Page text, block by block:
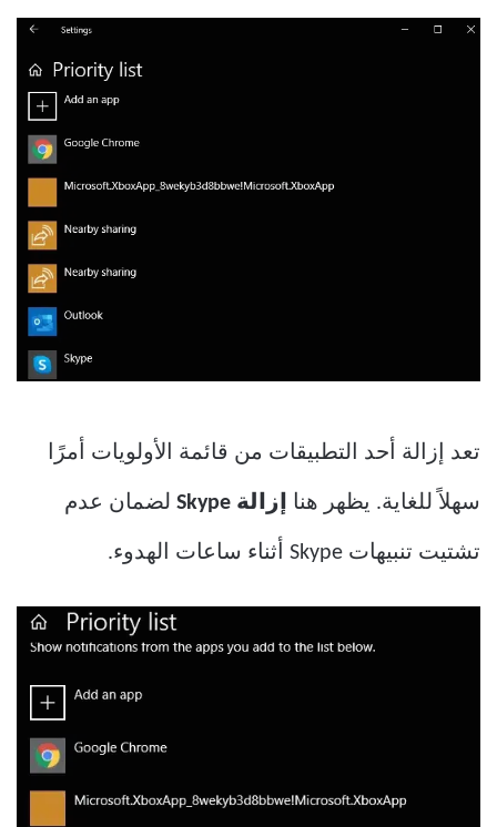
تعد إزالة أحد التطبيقات من قائمة الأولويات أمرًا
سهلاً للغاية. يظهر هنا إزالة Skype لضمان عدم
تشتيت تنبيهات Skype أثناء ساعات الهدوء.